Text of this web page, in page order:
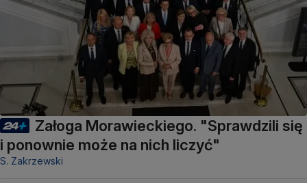
Załoga Morawieckiego. "Sprawdzili się
i ponownie może na nich liczyć"
S. Zakrzewski